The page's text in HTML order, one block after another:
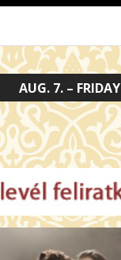
AUG. 7. – FRIDAY